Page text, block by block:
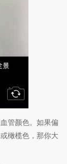
管颜色。如果偏
橄榄色，那你大